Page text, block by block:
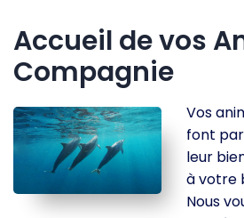
Accueil de vos
Compagnie
Vos
font
leur
à votre
Nous